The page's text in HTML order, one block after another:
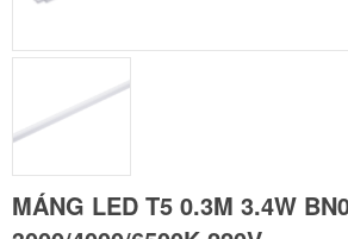
MÁNG LED T5 0.3M 3.4W